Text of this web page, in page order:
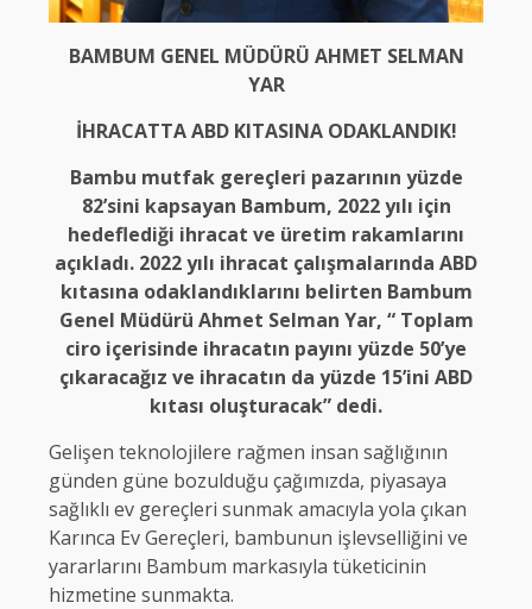
BAMBUM GENEL MÜDÜRÜ AHMET SELMAN
YAR
İHRACATTA ABD KITASINA ODAKLANDIK!
Bambu mutfak gereçleri pazarının yüzde
82’sini kapsayan Bambum, 2022 yılı için
hedeflediği ihracat ve üretim rakamlarını
açıkladı. 2022 yılı ihracat çalışmalarında ABD
kıtasına odaklandıklarını belirten Bambum
Genel Müdürü Ahmet Selman Yar, “ Toplam
ciro içerisinde ihracatın payını yüzde 50’ye
çıkaracağız ve ihracatın da yüzde 15’ini ABD
kıtası oluşturacak” dedi.
Gelişen teknolojilere rağmen insan sağlığının
günden güne bozulduğu çağımızda, piyasaya
sağlıklı ev gereçleri sunmak amacıyla yola çıkan
Karınca Ev Gereçleri, bambunun işlevselliğini ve
yararlarını Bambum markasıyla tüketicinin
hizmetine sunmakta.